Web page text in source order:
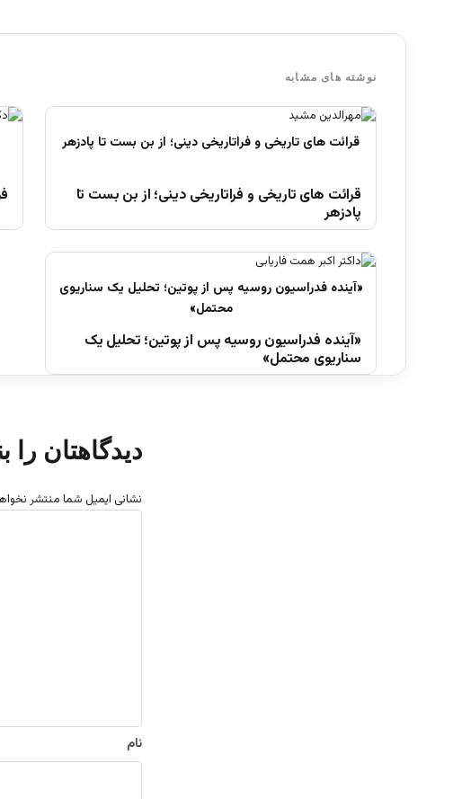
نوشته های مشابه
قرائت های تاریخی و فراتاریخی دینی؛ از بن بست تا
پادزهر
«آینده فدراسیون روسیه پس از پوتین؛ تحلیل یک
سناریوی محتمل»
دیدگاهتان را
نشانی ایمیل شما منتشر
نام